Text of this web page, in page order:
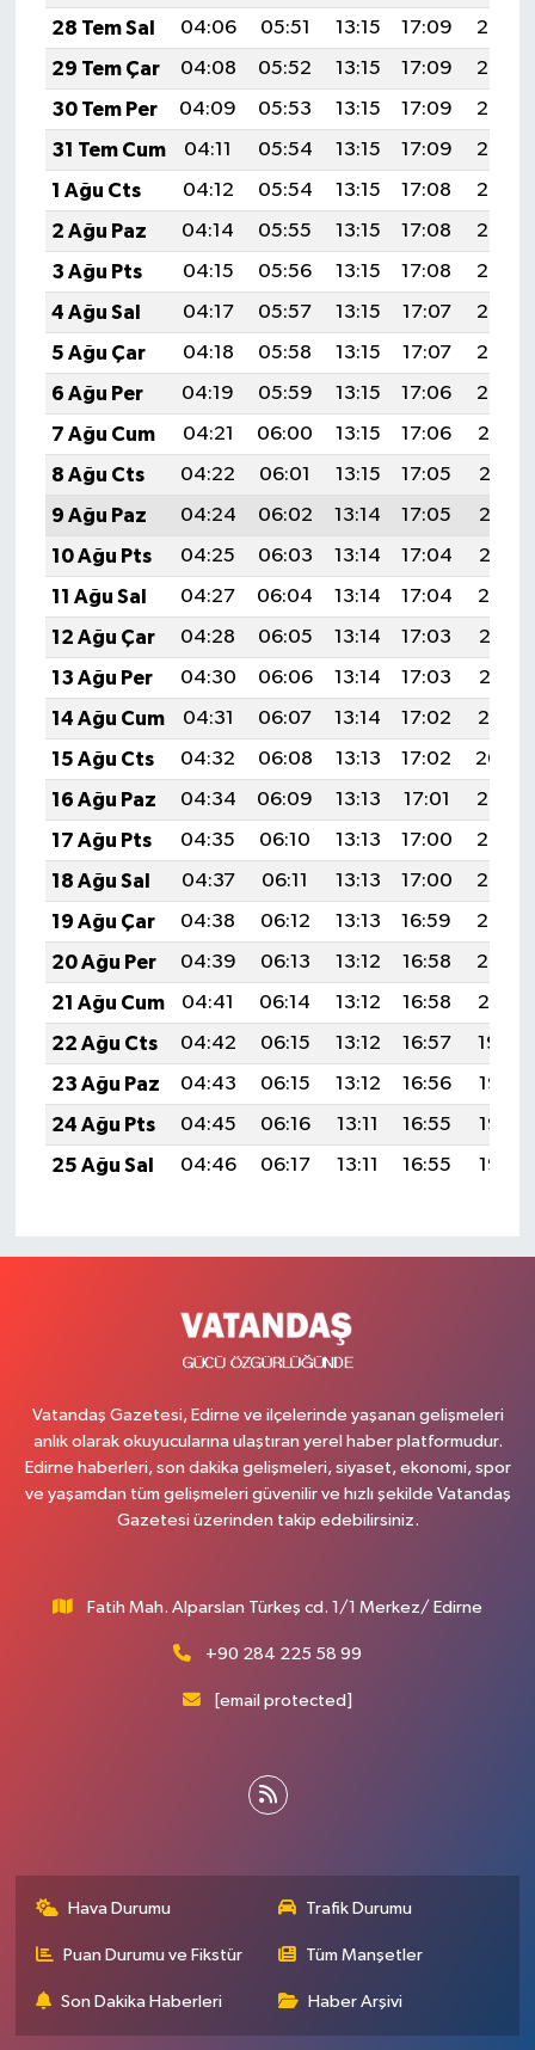
28 Tem Sal
04:06 05:51 13:15 17:09
20:30
29 Tem Çar
04:08 05:52 13:15 17:09
20:29
30 Tem Per
04:09 05:53 13:15 17:09
20:28
31 Tem Cum
04:11 05:54 13:15 17:09
20:27
1 Ağu Cts
04:12 05:54 13:15 17:08
20:26
2 Ağu Paz
04:14 05:55 13:15 17:08
20:25
3 Ağu Pts
04:15 05:56 13:15 17:08
20:24
4 Ağu Sal
04:17 05:57 13:15 17:07
20:23
5 Ağu Çar
04:18 05:58 13:15 17:07
20:22
6 Ağu Per
04:19 05:59 13:15 17:06
20:20
7 Ağu Cum
04:21 06:00 13:15 17:06
20:19
8 Ağu Cts
04:22 06:01 13:15 17:05
20:18
9 Ağu Paz
04:24 06:02 13:14 17:05
20:17
10 Ağu Pts
04:25 06:03 13:14 17:04
20:16
11 Ağu Sal
04:27 06:04 13:14 17:04
20:14
12 Ağu Çar
04:28 06:05 13:14 17:03
20:13
13 Ağu Per
04:30 06:06 13:14 17:03
20:12
14 Ağu Cum
04:31 06:07 13:14 17:02
20:10
15 Ağu Cts
04:32 06:08 13:13 17:02
20:09
16 Ağu Paz
04:34 06:09 13:13 17:01
20:08
17 Ağu Pts
04:35 06:10 13:13 17:00
20:06
18 Ağu Sal
04:37 06:11 13:13 17:00
20:05
19 Ağu Çar
04:38 06:12 13:13 16:59
20:03
20 Ağu Per
04:39 06:13 13:12 16:58
20:02
21 Ağu Cum
04:41 06:14 13:12 16:58
20:01
22 Ağu Cts
04:42 06:15 13:12 16:57
19:59
23 Ağu Paz
04:43 06:15 13:12 16:56
19:58
24 Ağu Pts
04:45 06:16 13:11 16:55
19:56
25 Ağu Sal
04:46 06:17 13:11 16:55 19:55
Vatandaş Gazetesi, Edirne ve ilçelerinde yaşanan gelişmeleri
anlık olarak okuyucularına ulaştıran yerel haber platformudur.
Edirne haberleri, son dakika gelişmeleri, siyaset, ekonomi, spor
ve yaşamdan tüm gelişmeleri güvenilir ve hızlı şekilde Vatandaş
Gazetesi üzerinden takip edebilirsiniz.
Fatih Mah. Alparslan Türkeş cd. 1/1 Merkez/ Edirne
+90 284 225 58 99
[email protected]
Hava Durumu Trafik Durumu
Puan Durumu ve Fikstür Tüm Manşetler
Son Dakika Haberleri Haber Arşivi